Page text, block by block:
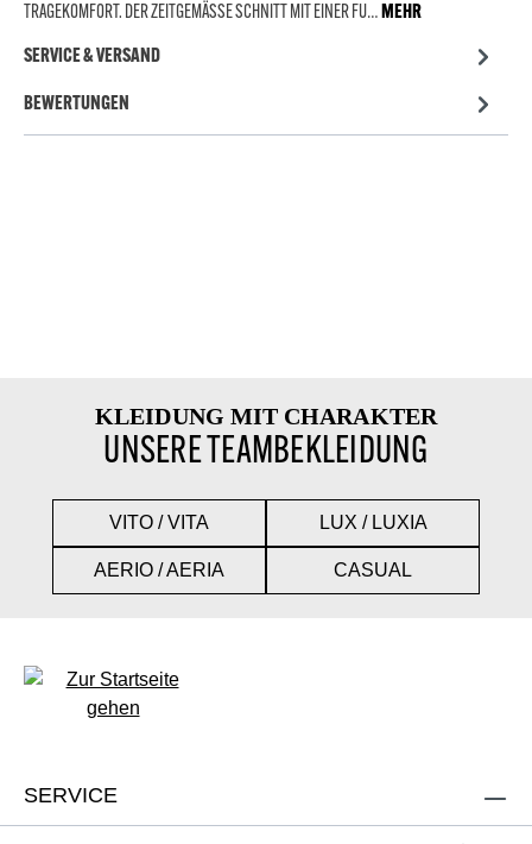
TRAGEKOMFORT. DER ZEITGEMÄSSE SCHNITT MIT EINER FU…MEHR
SERVICE & VERSAND
BEWERTUNGEN
KLEIDUNG MIT CHARAKTER
UNSERE TEAMBEKLEIDUNG
VITO / VITA LUX / LUXIA
AERIO / AERIA CASUAL
SERVICE